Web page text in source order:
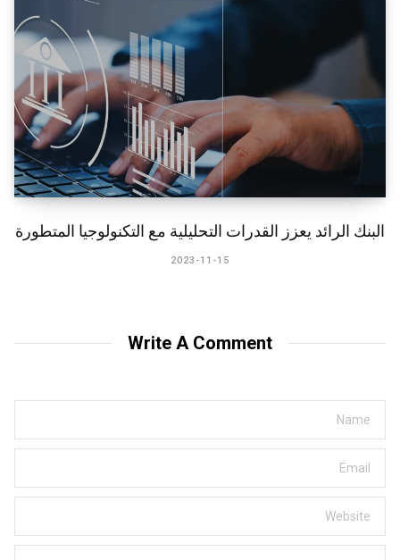
البنك الرائد يعزز القدرات التحليلية مع التكنولوجيا المتطورة
2023-11-15
Write A Comment